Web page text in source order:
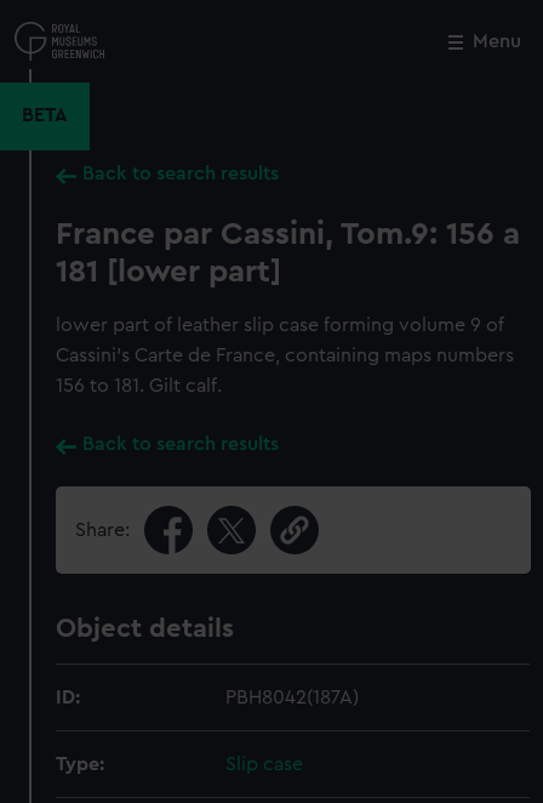
to
main
Menu
BETA
Back to search results
France par Cassini, Tom.9: 156 a
181 [lower part]
lower part of leather slip case forming volume 9 of
Cassini's Carte de France, containing maps numbers
156 to 181. Gilt calf.
Back to search results
Share:
Object details
ID: PBH8042(187A)
Type: Slip case
Close